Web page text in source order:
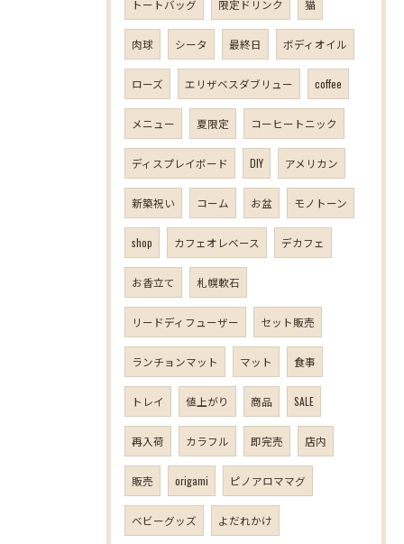
トートバッグ 限定ドリンク 猫
肉球 シータ 最終日 ボディオイル
ローズ エリザベスダブリュー coffee
メニュー 夏限定 コーヒートニック
ディスプレイボード DIY アメリカン
新築祝い コーム お盆 モノトーン
shop カフェオレベース デカフェ
お香立て 札幌軟石
リードディフューザー セット販売
ランチョンマット マット 食事
トレイ 値上がり 商品 SALE
再入荷 カラフル 即完売 店内
販売 origami ピノアロママグ
ベビーグッズ よだれかけ